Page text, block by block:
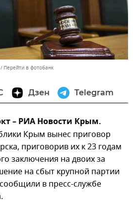
Перейти в фотобанк
Дзен Telegram
– РИА Новости Крым.
Крым вынес приговор
приговорив их к 23 годам
заключения на двоих за
на сбыт крупной партии
в пресс-службе